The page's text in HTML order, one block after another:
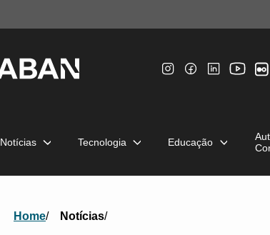
Notícias Tecnologia Educação
Home Notícias